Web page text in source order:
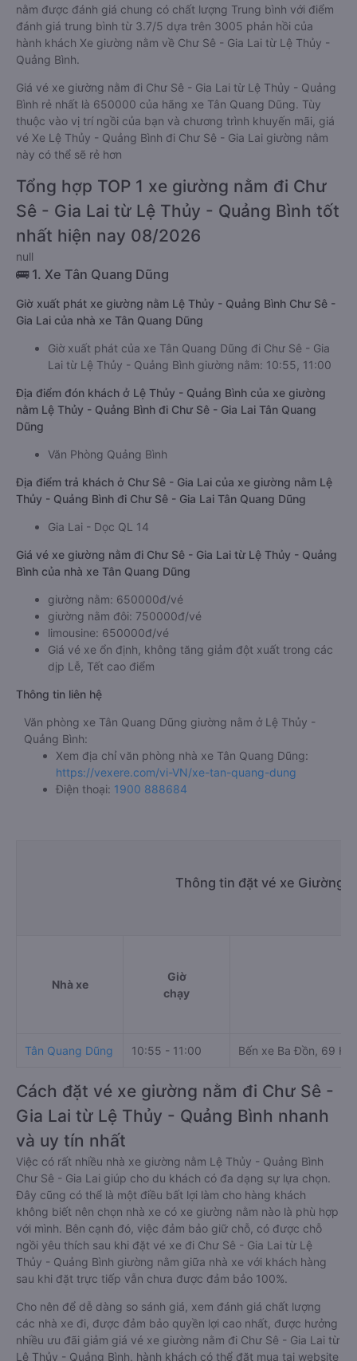
nằm được đánh giá chung có chất lượng Trung bình với điểm
đánh giá trung bình từ 3.7/5 dựa trên 3005 phản hồi của
hành khách Xe giường nằm về Chư Sê - Gia Lai từ Lệ Thủy -
Quảng Bình.
Giá vé xe giường nằm đi Chư Sê - Gia Lai từ Lệ Thủy - Quảng
Bình rẻ nhất là 650000 của hãng xe Tân Quang Dũng. Tùy
thuộc vào vị trí ngồi của bạn và chương trình khuyến mãi, giá
vé Xe Lệ Thủy - Quảng Bình đi Chư Sê - Gia Lai giường nằm
này có thể sẽ rẻ hơn
Tổng hợp TOP 1 xe giường nằm đi Chư
Sê - Gia Lai từ Lệ Thủy - Quảng Bình tốt
nhất hiện nay 08/2026
null
🚌 1. Xe Tân Quang Dũng
Giờ xuất phát xe giường nằm Lệ Thủy - Quảng Bình Chư Sê -
Gia Lai của nhà xe Tân Quang Dũng
Giờ xuất phát của xe Tân Quang Dũng đi Chư Sê - Gia
Lai từ Lệ Thủy - Quảng Bình giường nằm: 10:55, 11:00
Địa điểm đón khách ở Lệ Thủy - Quảng Bình của xe giường
nằm Lệ Thủy - Quảng Bình đi Chư Sê - Gia Lai Tân Quang
Dũng
Văn Phòng Quảng Bình
Địa điểm trả khách ở Chư Sê - Gia Lai của xe giường nằm Lệ
Thủy - Quảng Bình đi Chư Sê - Gia Lai Tân Quang Dũng
Gia Lai - Dọc QL 14
Giá vé xe giường nằm đi Chư Sê - Gia Lai từ Lệ Thủy - Quảng
Bình của nhà xe Tân Quang Dũng
giường nằm: 650000đ/vé
giường nằm đôi: 750000đ/vé
limousine: 650000đ/vé
Giá vé xe ổn định, không tăng giảm đột xuất trong các
dịp Lễ, Tết cao điểm
Thông tin liên hệ
Văn phòng xe Tân Quang Dũng giường nằm ở Lệ Thủy -
Quảng Bình:
Xem địa chỉ văn phòng nhà xe Tân Quang Dũng:
https://vexere.com/vi-VN/xe-tan-quang-dung
Điện thoại: 1900 888684
Thông tin đặt vé xe Giường
Nhà xe
Giờ
chạy
Tân Quang Dũng 10:55 - 11:00 Bến xe Ba Đồn, 69
Cách đặt vé xe giường nằm đi Chư Sê -
Gia Lai từ Lệ Thủy - Quảng Bình nhanh
và uy tín nhất
Việc có rất nhiều nhà xe giường nằm Lệ Thủy - Quảng Bình
Chư Sê - Gia Lai giúp cho du khách có đa dạng sự lựa chọn.
Đây cũng có thể là một điều bất lợi làm cho hàng khách
không biết nên chọn nhà xe có xe giường nằm nào là phù hợp
với mình. Bên cạnh đó, việc đảm bảo giữ chỗ, có được chỗ
ngồi yêu thích sau khi đặt vé xe đi Chư Sê - Gia Lai từ Lệ
Thủy - Quảng Bình giường nằm giữa nhà xe với khách hàng
sau khi đặt trực tiếp vẫn chưa được đảm bảo 100%.
Cho nên để dễ dàng so sánh giá, xem đánh giá chất lượng
các nhà xe đi, được đảm bảo quyền lợi cao nhất, được hưởng
nhiều ưu đãi giảm giá vé xe giường nằm đi Chư Sê - Gia Lai từ
Lệ Thủy - Quảng Bình, hành khách có thể đặt mua tại website